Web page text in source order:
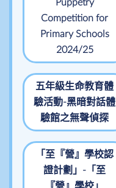
Puppetry
Competition for
Primary Schools
2024/25
五年級生命教育體
驗活動-黑暗對話體
驗館之無聲偵探
「至『營』學校認
證計劃」-「至